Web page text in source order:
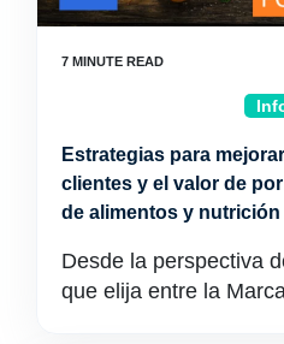
Estrategias para
clientes y el valor de
de alimentos y nutrición
Desde la perspectiva
que elija entre la